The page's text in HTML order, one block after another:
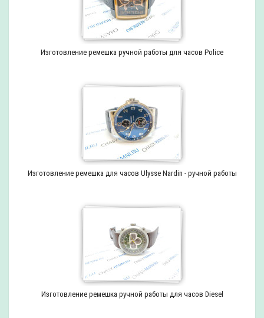
Изготовление ремешка ручной работы для часов Police
Изготовление ремешка для часов Ulysse Nardin - ручной работы
Изготовление ремешка ручной работы для часов Diesel